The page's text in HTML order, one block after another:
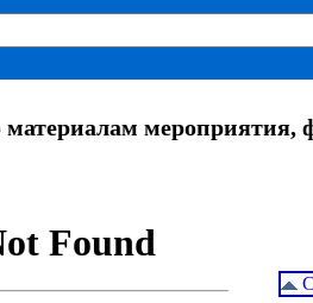
мероприятия,